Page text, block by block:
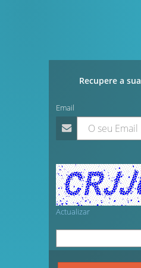
Recupere a
Email
Actualizar